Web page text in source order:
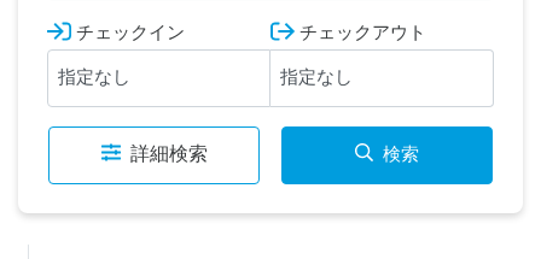
チェックイン チェックアウト
詳細検索 検索